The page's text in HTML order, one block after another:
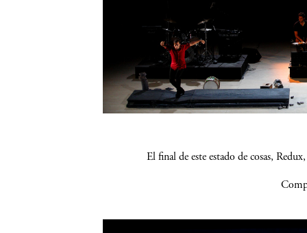
El final de este estado de cosas,